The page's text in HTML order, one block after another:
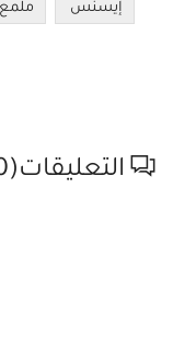
إيسنس ملمع
التعليقات(